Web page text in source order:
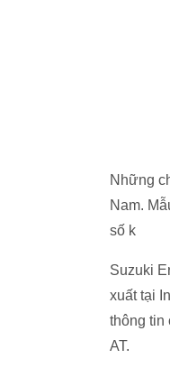
Những
Nam.
số k
Suzuki
xuất tại
thông tin
AT.